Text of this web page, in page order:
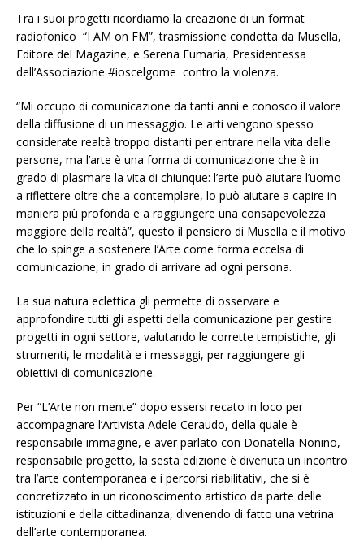
Tra i suoi progetti ricordiamo la creazione di un format
radiofonico “I AM on FM”, trasmissione condotta da Musella,
Editore del Magazine, e Serena Fumaria, Presidentessa
dell’Associazione #ioscelgome contro la violenza.
“Mi occupo di comunicazione da tanti anni e conosco il valore
della diffusione di un messaggio. Le arti vengono spesso
considerate realtà troppo distanti per entrare nella vita delle
persone, ma l’arte è una forma di comunicazione che è in
grado di plasmare la vita di chiunque: l’arte può aiutare l’uomo
a riflettere oltre che a contemplare, lo può aiutare a capire in
maniera più profonda e a raggiungere una consapevolezza
maggiore della realtà”, questo il pensiero di Musella e il motivo
che lo spinge a sostenere l’Arte come forma eccelsa di
comunicazione, in grado di arrivare ad ogni persona.
La sua natura eclettica gli permette di osservare e
approfondire tutti gli aspetti della comunicazione per gestire
progetti in ogni settore, valutando le corrette tempistiche, gli
strumenti, le modalità e i messaggi, per raggiungere gli
obiettivi di comunicazione.
Per “L’Arte non mente” dopo essersi recato in loco per
accompagnare l’Artivista Adele Ceraudo, della quale è
responsabile immagine, e aver parlato con Donatella Nonino,
responsabile progetto, la sesta edizione è divenuta un incontro
tra l’arte contemporanea e i percorsi riabilitativi, che si è
concretizzato in un riconoscimento artistico da parte delle
istituzioni e della cittadinanza, divenendo di fatto una vetrina
dell’arte contemporanea.